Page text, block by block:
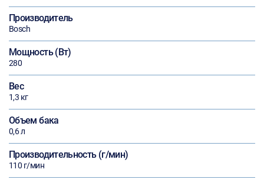
Производитель
Bosch
Мощность (Вт)
280
Вес
1,3 кг
Объем бака
0,6 л
Производительность (г/мин)
110 г/мин